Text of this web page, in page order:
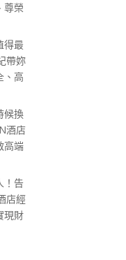
尊榮
得最
帶妳
、高
候換
酒店
高端
！告
店經
現財